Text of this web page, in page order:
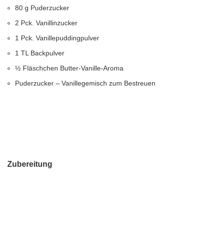
80 g Puderzucker
2 Pck. Vanillinzucker
1 Pck. Vanillepuddingpulver
1 TL Backpulver
½ Fläschchen Butter-Vanille-Aroma
Puderzucker – Vanillegemisch zum Bestreuen
Zubereitung